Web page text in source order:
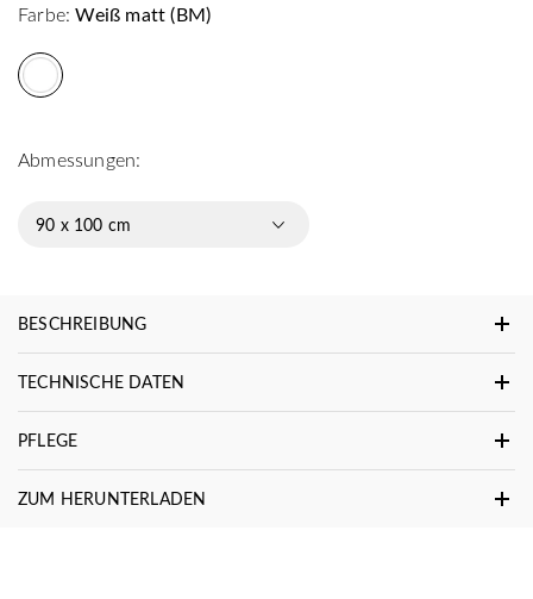
Farbe: Weiß matt (BM)
Abmessungen:
90 x 100 cm
BESCHREIBUNG
TECHNISCHE DATEN
PFLEGE
ZUM HERUNTERLADEN